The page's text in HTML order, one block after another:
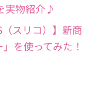
実物紹介♪
スリコ）】新商
を使ってみた！